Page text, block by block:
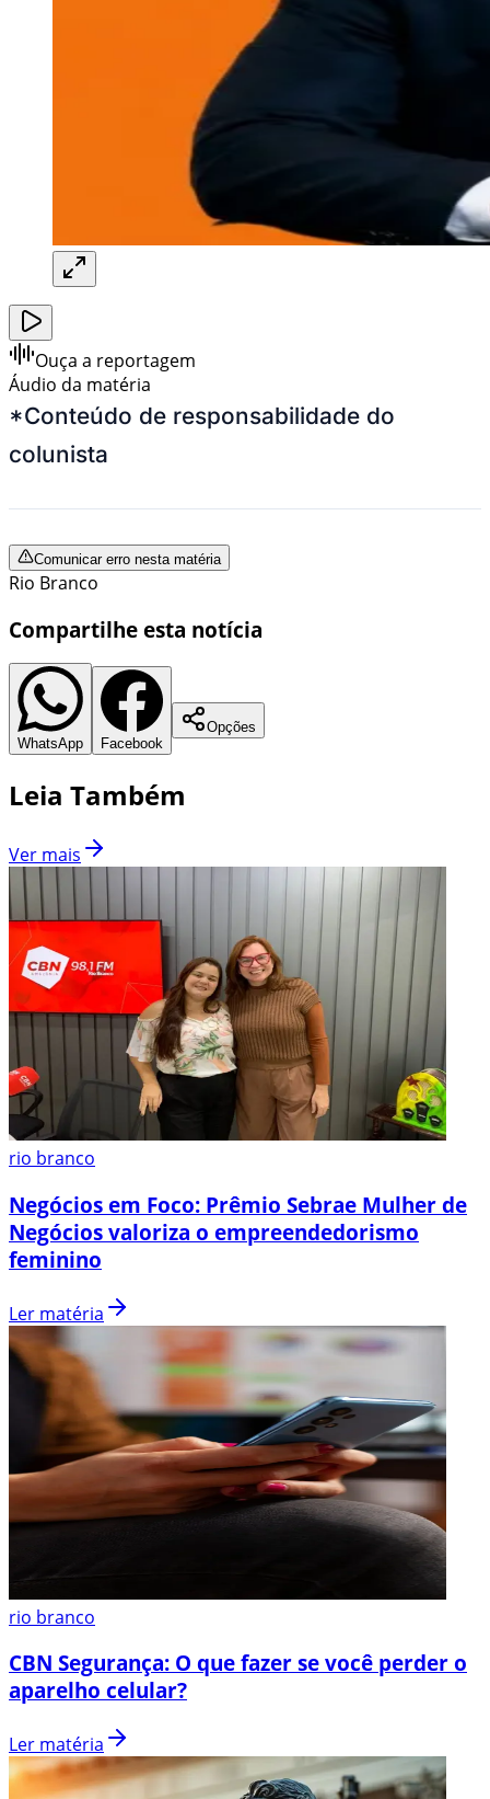
Ouça a reportagem
Áudio da matéria
*Conteúdo de responsabilidade do
colunista
Comunicar erro nesta matéria
Rio Branco
Compartilhe esta notícia
WhatsApp Facebook
Opções
Leia Também
Ver mais
rio branco
Negócios em Foco: Prêmio Sebrae Mulher de
Negócios valoriza o empreendedorismo
feminino
Ler matéria
rio branco
CBN Segurança: O que fazer se você perder o
aparelho celular?
Ler matéria